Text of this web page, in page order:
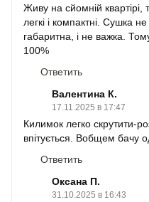
Живу на сйомній квартірі,
легкі і компактні. Сушка
габаритна, і не важка.
100%
Ответить
Валентина К.
17.11.2025 в 17:47
Килимок легко скрутити-
впітується. Вобщем бачу
Ответить
Оксана П.
31.10.2025 в 16:43